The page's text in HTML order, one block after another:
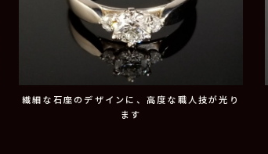
繊細な石座のデザインに、高度な職人技が光り
ます